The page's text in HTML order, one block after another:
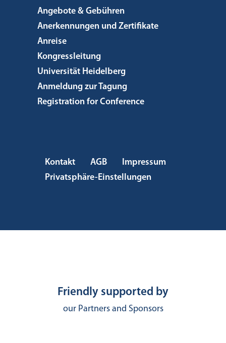
Angebote & Gebühren
Anerkennungen und Zertifikate
Anreise
Kongressleitung
Universität Heidelberg
Anmeldung zur Tagung
Registration for Conference
Kontakt AGB
Impressum
Privatsphäre-Einstellungen
Friendly supported by
our Partners and Sponsors